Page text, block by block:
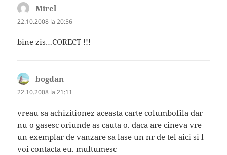
Mirel
22.10.2008 la 20:56
bine zis…CORECT !!!
bogdan
22.10.2008 la 21:11
vreau sa achizitionez aceasta carte columbofila dar
nu o gasesc oriunde as cauta o. daca are cineva vre
un exemplar de vanzare sa lase un nr de tel aici si l
voi contacta eu. multumesc